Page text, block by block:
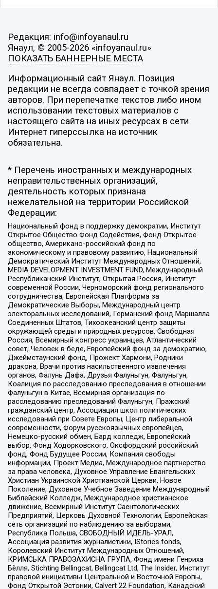
Редакция: info@infoyanaul.ru
Янаул, © 2005-2026 «infoyanaul.ru»
ПОКАЗАТЬ БАННЕРНЫЕ МЕСТА
Информационный сайт Янаул. Позиция
редакции не всегда совпадает с точкой зрения
авторов. При перепечатке текстов либо ином
использовании текстовых материалов с
настоящего сайта на иных ресурсах в сети
Интернет гиперссылка на источник
обязательна.
* Перечень иностранных и международных
неправительственных организаций,
деятельность которых признана
нежелательной на территории Российской
Федерации:
Национальный фонд в поддержку демократии, Институт
Открытое Общество Фонд Содействия, Фонд Открытое
общество, Американо-российский фонд по
экономическому и правовому развитию, Национальный
Демократический Институт Международных Отношений,
MEDIA DEVELOPMENT INVESTMENT FUND, Международный
Республиканский Институт, Открытая Россия, Институт
современной России, Черноморский фонд регионального
сотрудничества, Европейская Платформа за
Демократические Выборы, Международный центр
электоральных исследований, Германский фонд Маршалла
Соединенных Штатов, Тихоокеанский центр защиты
окружающей среды и природных ресурсов, Свободная
Россия, Всемирный конгресс украинцев, Атлантический
совет, Человек в беде, Европейский фонд за демократию,
Джеймстаунский фонд, Прожект Хармони, Родники
дракона, Врачи против насильственного извлечения
органов, Фалунь Дафа, Друзья Фалуньгун, Фалуньгун,
Коалиция по расследованию преследования в отношении
Фалуньгун в Китае, Всемирная организация по
расследованию преследований Фалуньгун, Пражский
гражданский центр, Ассоциация школ политических
исследований при Совете Европы, Центр либеральной
современности, Форум русскоязычных европейцев,
Немецко-русский обмен, Бард колледж, Европейский
выбор, Фонд Ходорковского, Оксфордский российский
фонд, Фонд Будущее России, Компания свободы
информации, Проект Медиа, Международное партнерство
за права человека, Духовное Управление Евангельских
Христиан Украинской Христианской Церкви, Новое
Поколение, Духовное Учебное Заведение Международный
Библейский Колледж, Международное христианское
движение, Всемирный Институт Саентологических
Предприятий, Церковь Духовной Технологии, Европейская
сеть организаций по наблюдению за выборами,
Республика Польша, СВОБОДНЫЙ ИДЕЛЬ-УРАЛ,
Ассоциация развития журналистики, IStories fonds,
Королевский Институт Международных Отношений,
КРИМСЬКА ПРАВОЗАХИСНА ГРУПА, Фонд имени Генриха
Бёлля, Stichting Bellingcat, Bellingcat Ltd, The Insider, Институт
правовой инициативы Центральной и Восточной Европы,
Фонд Открытой Эстонии, Calvert 22 Foundation, Канадский